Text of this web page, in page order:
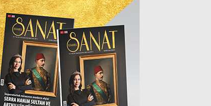
DÜNYA
MAGAZİN
SPOR
SAĞLIK
TEKNOLOJİ